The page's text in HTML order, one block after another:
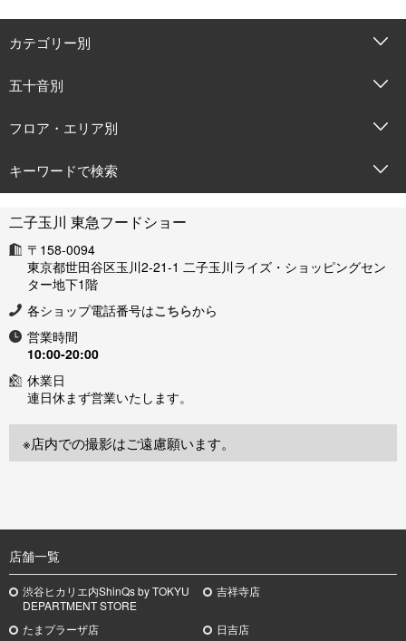
カテゴリー別
五十音別
フロア・エリア別
キーワードで検索
二子玉川 東急フードショー
〒158-0094
東京都世田谷区玉川2-21-1 二子玉川ライズ・ショッピングセン
ター地下1階
各ショップ電話番号はこちらから
営業時間
10:00-20:00
休業日
連日休まず営業いたします。
※店内での撮影はご遠慮願います。
店舗一覧
渋谷ヒカリエ内ShinQs by TOKYU
DEPARTMENT STORE
吉祥寺店
たまプラーザ店
日吉店